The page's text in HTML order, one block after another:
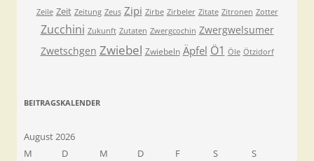
Zeile Zeit Zeitung Zeus Zipi Zirbe Zirbeler Zitate Zitronen Zotter
Zucchini Zukunft Zutaten Zwergcochin Zwergwelsumer
Zwetschgen Zwiebel Zwiebeln Äpfel Ö1 Öle Ötzidorf
BEITRAGSKALENDER
August 2026
M
D M D F S
S